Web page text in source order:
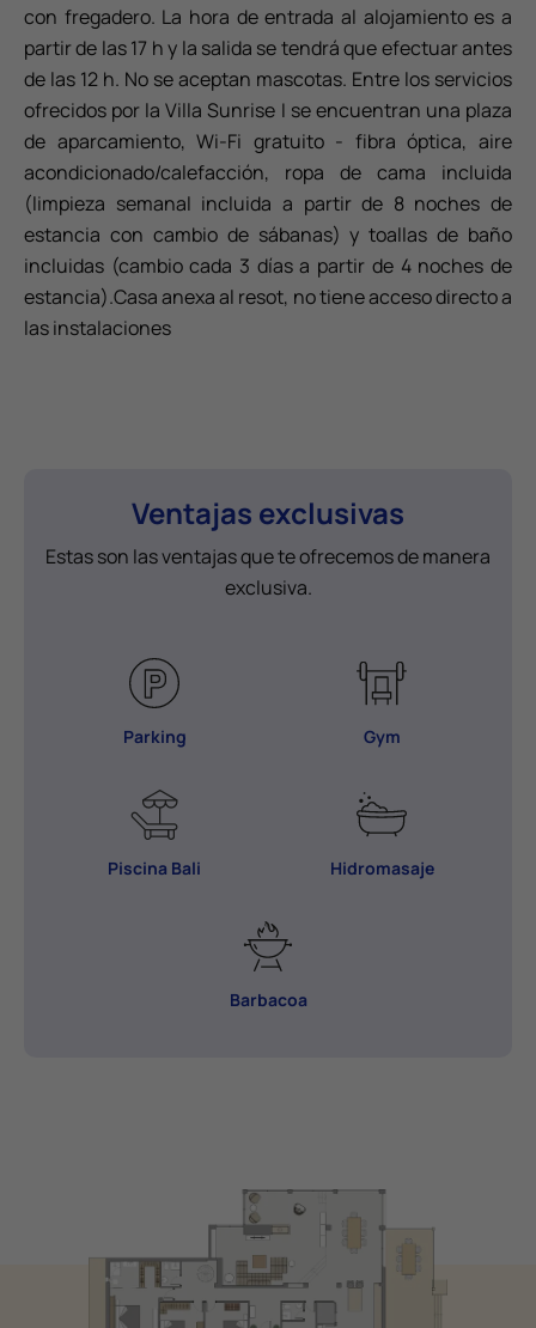
con fregadero. La hora de entrada al alojamiento es a
partir de las 17 h y la salida se tendrá que efectuar antes
de las 12 h. No se aceptan mascotas. Entre los servicios
ofrecidos por la Villa Sunrise I se encuentran una plaza
de aparcamiento, Wi-Fi gratuito - fibra óptica, aire
acondicionado/calefacción, ropa de cama incluida
(limpieza semanal incluida a partir de 8 noches de
estancia con cambio de sábanas) y toallas de baño
incluidas (cambio cada 3 días a partir de 4 noches de
estancia).Casa anexa al resot, no tiene acceso directo a
las instalaciones
Ventajas exclusivas
Estas son las ventajas que te ofrecemos de manera
exclusiva.
Parking Gym
Piscina Bali Hidromasaje
Barbacoa